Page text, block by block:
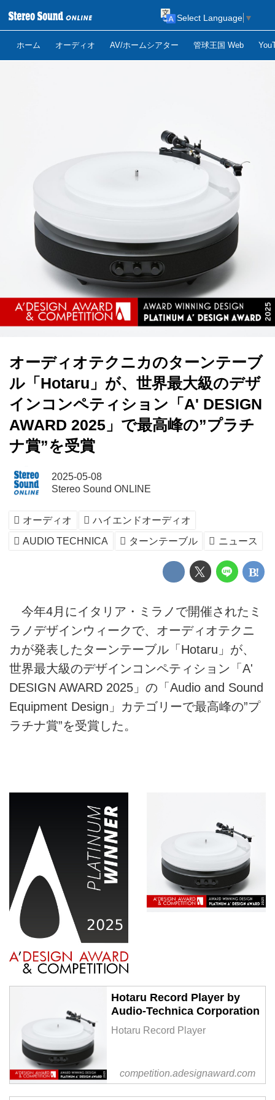
ホーム オーディオ AV/ホームシアター 管球王国 Web
Select Language ▼
オーディオテクニカのターンテーブ
ル「Hotaru」が、世界最⼤級のデザ
インコンペティション「A' DESIGN
AWARD 2025」で最⾼峰の”プラチ
ナ賞”を受賞
2025-05-08
Stereo Sound ONLINE
オーディオ
ハイエンドオーディオ
AUDIO TECHNICA
ターンテーブル ニュース
今年4⽉にイタリア・ミラノで開催されたミ
ラノデザインウィークで、オーディオテクニ
カが発表したターンテーブル「Hotaru」が、
世界最⼤級のデザインコンペティション「A'
DESIGN AWARD 2025」の「Audio and Sound
Equipment Design」カテゴリーで最⾼峰の”プ
ラチナ賞”を受賞した。
Hotaru Record Player by
Audio-Technica Corporation
Hotaru Record Player
competition.adesignaward.com